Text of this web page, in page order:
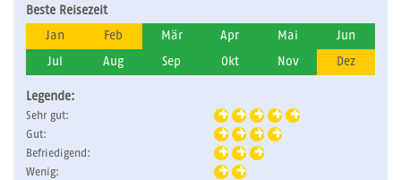
Beste Reisezeit
Jan Feb Mär Apr Mai Jun
Jul Aug Sep Okt Nov Dez
Legende:
Sehr gut:
Gut:
Befriedigend:
Wenig: